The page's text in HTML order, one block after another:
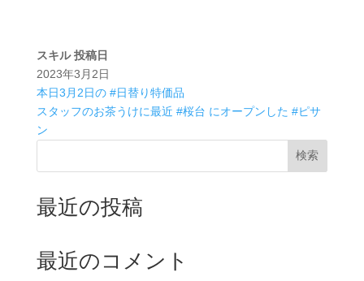
スキル 投稿日
2023年3月2日
本日3月2日の #日替り特価品 ⁡
スタッフのお茶うけに最近 #桜台 にオープンした #ピサ
ン
検索
最近の投稿
最近のコメント